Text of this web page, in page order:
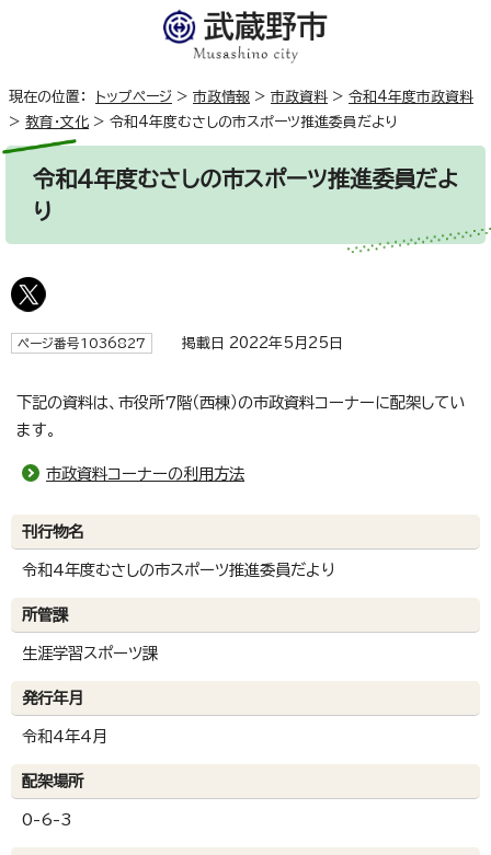
現在の位置： トップページ > 市政情報 > 市政資料 > 令和4年度市政資料
> 教育・文化 > 令和4年度むさしの市スポーツ推進委員だより
令和4年度むさしの市スポーツ推進委員だよ
り
ページ番号1036827 掲載日 2022年5月25日
下記の資料は、市役所7階（西棟）の市政資料コーナーに配架してい
ます。
市政資料コーナーの利用方法
刊行物名
令和4年度むさしの市スポーツ推進委員だより
所管課
生涯学習スポーツ課
発行年月
令和4年4月
配架場所
0-6-3